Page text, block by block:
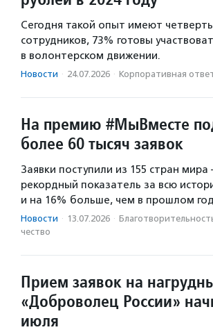
Сегодня такой опыт имеют четверть
сотрудников, 73% готовы
в волонтерском движении.
Новости · 24.07.2026 · Корпоративная
На премию #МыВместе
более 60 тысяч заявок
Заявки поступили из 155 стран
рекордный показатель за всю
и на 16% больше, чем в прошлом
Новости · 13.07.2026 ·
чест­во
Прием заявок на
«Доброволец России»
июля